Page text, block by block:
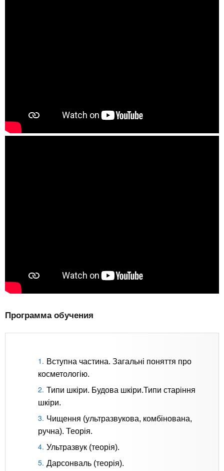
Программа обучения
Вступна частина. Загальні поняття про
косметологію.
Типи шкіри. Будова шкіри.Типи старіння
шкіри.
Чищення (ультразвукова, комбінована,
ручна). Теорія.
Ультразвук (теорія).
Дарсонваль (теорія).